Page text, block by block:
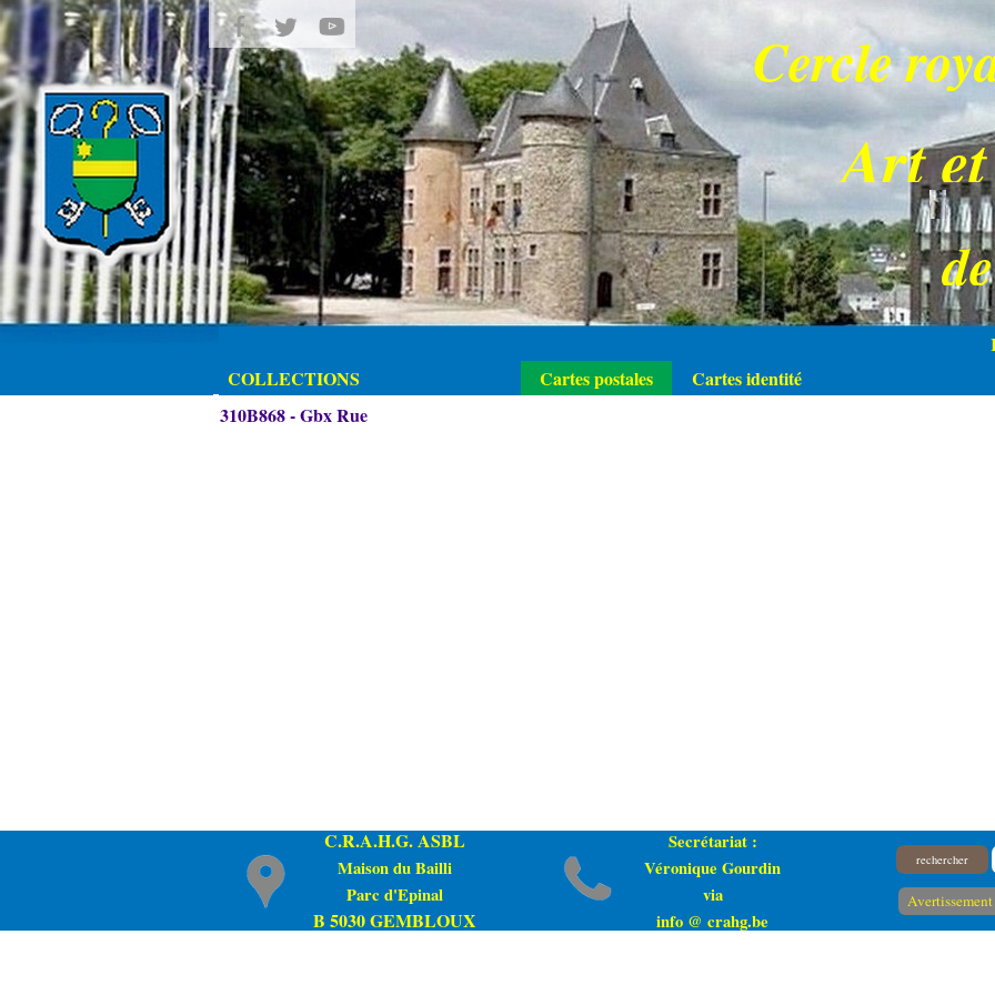
Art
Cercle
COLLECTIONS
Cartes postales Cartes identité
310B868 - Gbx Rue
rechercher
Secrétariat :
Véronique Gourdin
via
info @ crahg.be
C.R.A.H.G.ASBL
Maison du Bailli
Parc d'Epinal
B 5030 GEMBLOUX